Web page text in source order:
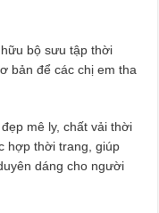
bộ sưu tập thời
bản để các chị em tha
mê ly, chất vải thời
hợp thời trang, giúp
dáng cho người